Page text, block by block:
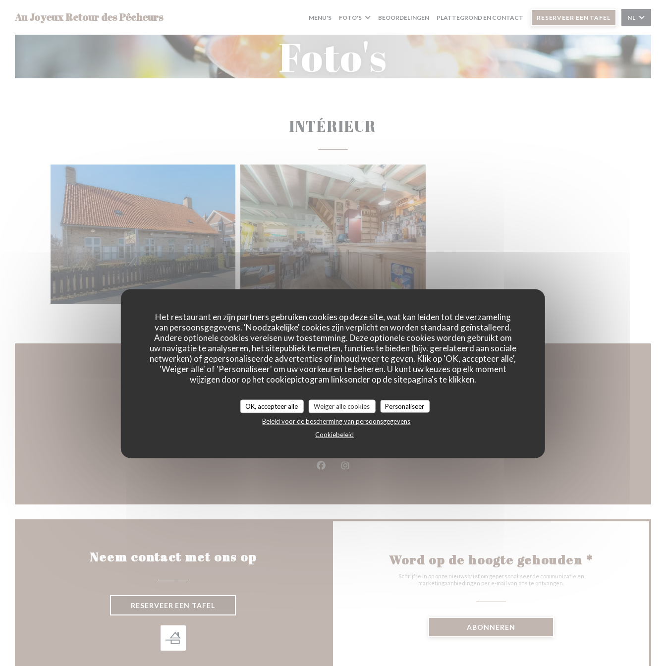
Het restaurant en zijn partners gebruiken cookies op deze site, wat kan leiden tot de verzameling
van persoonsgegevens. 'Noodzakelijke' cookies zijn verplicht en worden standaard geïnstalleerd.
Andere optionele cookies vereisen uw toestemming. Deze optionele cookies worden gebruikt om
uw navigatie te analyseren, het sitepubliek te meten, functies te bieden (bijv. gerelateerd aan sociale
netwerken) of gepersonaliseerde advertenties of inhoud weer te geven. Klik op 'OK, accepteer alle',
'Weiger alle' of 'Personaliseer' om uw voorkeuren te beheren. U kunt uw keuzes op elk moment
wijzigen door op het cookiepictogram linksonder op de sitepagina's te klikken.
OK, accepteer alle Weiger alle cookies
Personaliseer
Beleid voor de bescherming van persoonsgegevens
Cookiebeleid
Au Joyeux Retour des Pêcheurs MENU'S FOTO'S BEOORDELINGEN PLATTEGROND EN CONTACT RESERVEER EEN TAFEL NL
Foto's
INTÉRIEUR
Plattegrond en Contact
Facebook ((opent in een nieuw venster))
Instagram ((opent in een nieuw venster))
Neem contact met ons op
RESERVEER EEN TAFEL
Word op de hoogte gehouden *
Schrijf je in op onze nieuwsbrief om gepersonaliseerde communicatie en
marketingaanbiedingen per e-mail van ons te ontvangen.
ABONNEREN